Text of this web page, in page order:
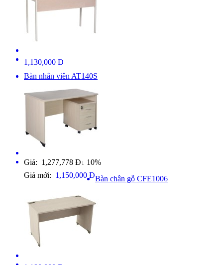
1,130,000 Đ
Bàn nhân viên AT140S
Giá: 1,277,778 Đ ↓ 10%
Giá mới: 1,150,000 ĐBàn chân gỗ CFE1006